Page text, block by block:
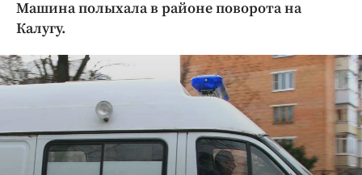
Культура
Недвижимость и ЖКХ
Образование
Погода
Праздники
Происшествия
Машина полыхала в районе поворота на
Калугу.